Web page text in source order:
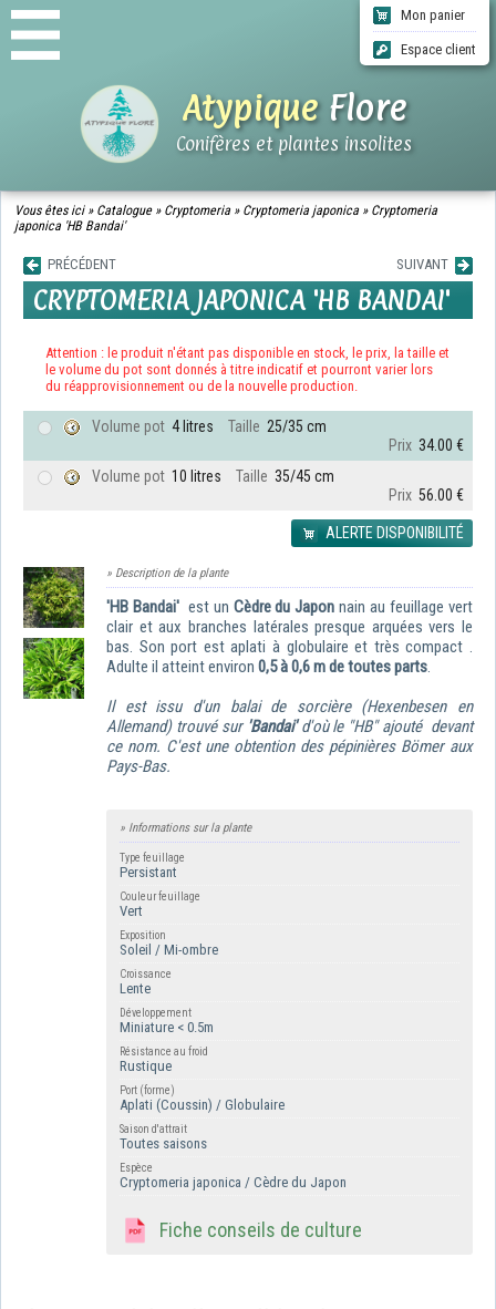
AtypiqueFlore
Conifères et plantes insolites
Mon panier
Espace client
ACCUEIL
INFOS LIVRAISONS
CGV
Vous êtes ici » Catalogue» Cryptomeria » Cryptomeria japonica » Cryptomeria
japonica 'HB Bandai'
PRÉCÉDENT SUIVANT
CRYPTOMERIA JAPONICA 'HB BANDAI'
Attention : le produit n'étant pas disponible en stock, le prix, la taille et
le volume du pot sont donnés à titre indicatif et pourront varier lors
du réapprovisionnement ou de la nouvelle production.
Volume pot 4 litres Taille 25/35 cm
Prix 34.00 €
Volume pot 10 litres Taille 35/45 cm
Prix 56.00 €
ALERTE DISPONIBILITÉ
» Description de la plante
'HB Bandai'est un Cèdre du Japon nain au feuillage vert
clair et aux branches latérales presque arquées vers le
bas. Son port est aplati à globulaire et très compact .
Adulte il atteint environ 0,5 à 0,6 m de toutes parts.
Il est issu d'un balai de sorcière (Hexenbesen en
Allemand) trouvé sur 'Bandai'd'où le "HB" ajouté devant
ce nom. C'est une obtention des pépinières Bömer aux
Pays-Bas.
» Informations sur la plante
Type feuillage
Persistant
Couleur feuillage
Vert
Exposition
Soleil / Mi-ombre
Croissance
Lente
Développement
Miniature < 0.5m
Résistance au froid
Rustique
Port (forme)
Aplati (Coussin) / Globulaire
Saison d'attrait
Toutes saisons
Espèce
Cryptomeria japonica / Cèdre du Japon
Fiche conseils de culture